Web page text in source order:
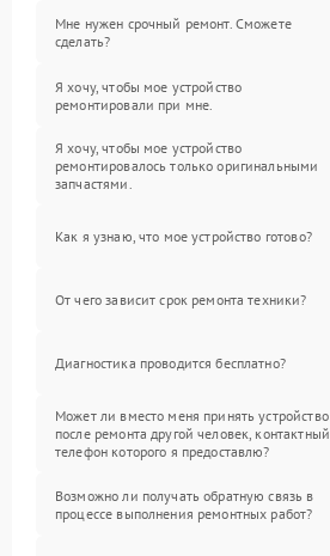
Мне нужен срочный ремонт. Сможете
сделать?
Я хочу, чтобы мое устройство
ремонтировали при мне.
Я хочу, чтобы мое устройство
ремонтировалось только оригинальными
запчастями.
Как я узнаю, что мое устройство готово?
От чего зависит срок ремонта техники?
Диагностика проводится бесплатно?
Может ли вместо меня принять устройство
после ремонта другой человек, контактный
телефон которого я предоставлю?
Возможно ли получать обратную связь в
процессе выполнения ремонтных работ?